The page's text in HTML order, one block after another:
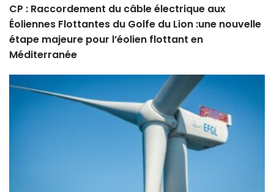
CP : Raccordement du câble électrique aux
Éoliennes Flottantes du Golfe du Lion :une nouvelle
étape majeure pour l’éolien flottant en
Méditerranée